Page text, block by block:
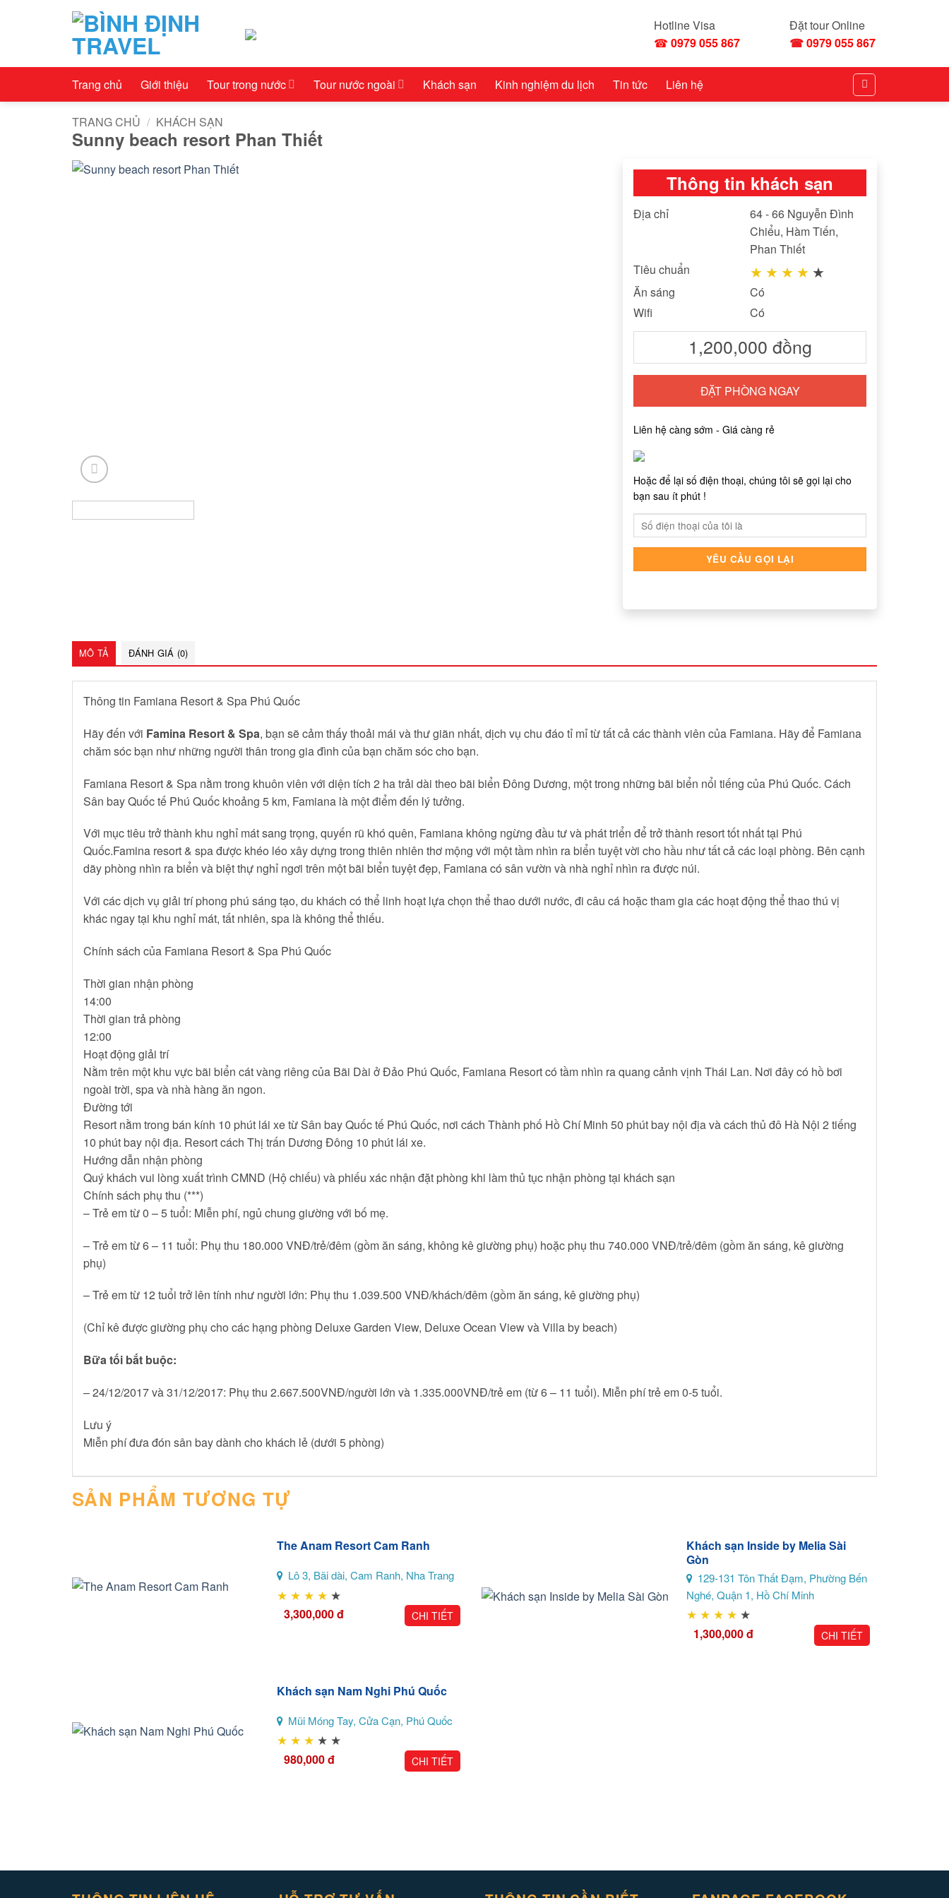
Hotline Visa
☎ 0979 055 867
Đặt tour Online
☎0979 055 867
Trang chủ Giới thiệu Tour trong nước Tour nước ngoài Khách sạn Kinh nghiệm du lịch Tin tức Liên hệ
TRANG CHỦ / KHÁCH SẠN
Sunny beach resort Phan Thiết
Thông tin khách sạn
Địa chỉ
64 - 66 Nguyễn Đình
Chiểu, Hàm Tiến,
Phan Thiết
Tiêu chuẩn
★ ★ ★ ★ ★
Ăn sáng
Có
Wifi
Có
1,200,000 đồng
ĐẶT PHÒNG NGAY
Liên hệ càng sớm - Giá càng rẻ
Hoặc để lại số điện thoại, chúng tôi sẽ gọi lại cho
bạn sau ít phút !
MÔ TẢ ĐÁNH GIÁ (0)
Thông tin Famiana Resort & Spa Phú Quốc
Hãy đến với Famina Resort & Spa, bạn sẽ cảm thấy thoải mái và thư giãn nhất, dịch vụ chu đáo tỉ mỉ từ tất cả các thành viên của Famiana. Hãy để Famiana
chăm sóc bạn như những người thân trong gia đình của bạn chăm sóc cho bạn.
Famiana Resort & Spa nằm trong khuôn viên với diện tích 2 ha trải dài theo bãi biển Đông Dương, một trong những bãi biển nổi tiếng của Phú Quốc. Cách
Sân bay Quốc tế Phú Quốc khoảng 5 km, Famiana là một điểm đến lý tưởng.
Với mục tiêu trở thành khu nghỉ mát sang trọng, quyến rũ khó quên, Famiana không ngừng đầu tư và phát triển để trở thành resort tốt nhất tại Phú
Quốc.Famina resort & spa được khéo léo xây dựng trong thiên nhiên thơ mộng với một tầm nhìn ra biển tuyệt vời cho hầu như tất cả các loại phòng. Bên cạnh
dãy phòng nhìn ra biển và biệt thự nghỉ ngơi trên một bãi biển tuyệt đẹp, Famiana có sân vườn và nhà nghỉ nhìn ra được núi.
Với các dịch vụ giải trí phong phú sáng tạo, du khách có thể linh hoạt lựa chọn thể thao dưới nước, đi câu cá hoặc tham gia các hoạt động thể thao thú vị
khác ngay tại khu nghỉ mát, tất nhiên, spa là không thể thiếu.
Chính sách của Famiana Resort & Spa Phú Quốc
Thời gian nhận phòng
14:00
Thời gian trả phòng
12:00
Hoạt động giải trí
Nằm trên một khu vực bãi biển cát vàng riêng của Bãi Dài ở Đảo Phú Quốc, Famiana Resort có tầm nhìn ra quang cảnh vịnh Thái Lan. Nơi đây có hồ bơi
ngoài trời, spa và nhà hàng ăn ngon.
Đường tới
Resort nằm trong bán kính 10 phút lái xe từ Sân bay Quốc tế Phú Quốc, nơi cách Thành phố Hồ Chí Minh 50 phút bay nội địa và cách thủ đô Hà Nội 2 tiếng
10 phút bay nội địa. Resort cách Thị trấn Dương Đông 10 phút lái xe.
Hướng dẫn nhận phòng
Quý khách vui lòng xuất trình CMND (Hộ chiếu) và phiếu xác nhận đặt phòng khi làm thủ tục nhận phòng tại khách sạn
Chính sách phụ thu (***)
– Trẻ em từ 0 – 5 tuổi: Miễn phí, ngủ chung giường với bố mẹ.
– Trẻ em từ 6 – 11 tuổi: Phụ thu 180.000 VNĐ/trẻ/đêm (gồm ăn sáng, không kê giường phụ) hoặc phụ thu 740.000 VNĐ/trẻ/đêm (gồm ăn sáng, kê giường
phụ)
– Trẻ em từ 12 tuổi trở lên tính như người lớn: Phụ thu 1.039.500 VNĐ/khách/đêm (gồm ăn sáng, kê giường phụ)
(Chỉ kê được giường phụ cho các hạng phòng Deluxe Garden View, Deluxe Ocean View và Villa by beach)
Bữa tối bắt buộc:
– 24/12/2017 và 31/12/2017: Phụ thu 2.667.500VNĐ/người lớn và 1.335.000VNĐ/trẻ em (từ 6 – 11 tuổi). Miễn phí trẻ em 0-5 tuổi.
Lưu ý
Miễn phí đưa đón sân bay dành cho khách lẻ (dưới 5 phòng)
SẢN PHẨM TƯƠNG TỰ
The Anam Resort Cam Ranh
Lô 3, Bãi dài, Cam Ranh, Nha Trang
★ ★ ★ ★ ★
3,300,000đ CHI TIẾT
Khách sạn Inside by Melia Sài
Gòn
129-131 Tôn Thất Đạm, Phường Bến
Nghé, Quận 1, Hồ Chí Minh
★ ★ ★ ★ ★
1,300,000đ CHI TIẾT
Khách sạn Nam Nghi Phú Quốc
Mũi Móng Tay, Cửa Cạn, Phú Quốc
★ ★ ★ ★ ★
980,000đ CHI TIẾT